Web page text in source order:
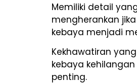
Memiliki detail
mengherankan
kebaya menjadi
Kekhawatiran
kebaya
penting.